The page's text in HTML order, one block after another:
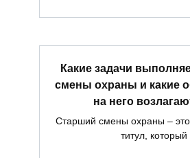
Какие задачи
смены охраны и какие
на него
Старший смены охраны –
титул, который